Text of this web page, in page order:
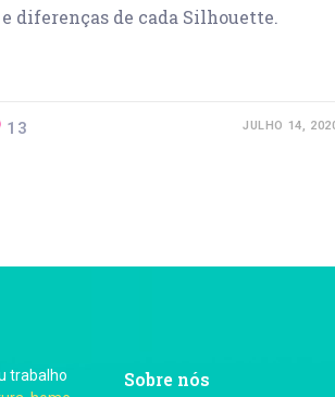
diferenças de cada Silhouette.
13 JULHO 14,
trabalho
Sobre nós